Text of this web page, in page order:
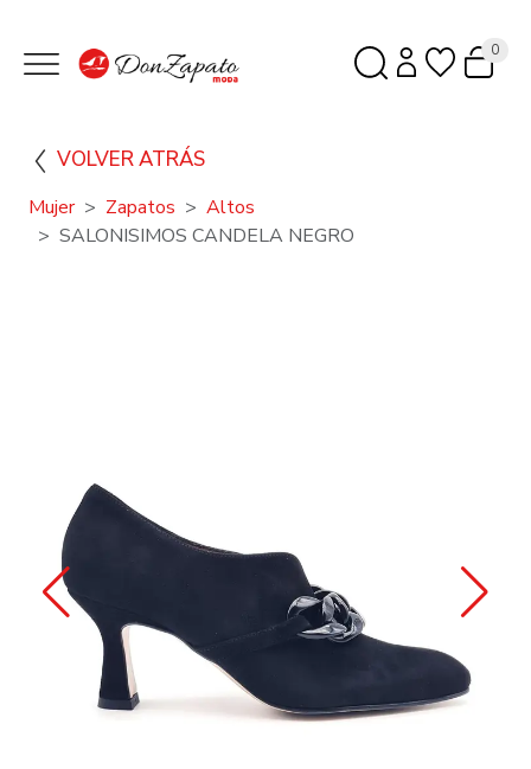
0
VOLVER ATRÁS
Mujer Zapatos
Altos
SALONISIMOS CANDELA NEGRO